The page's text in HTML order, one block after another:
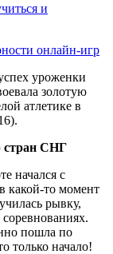
и
онлайн-игр
уроженки
золотую
атлетике в
начался с
какой-то момент
рывку,
пошла по
только начало!